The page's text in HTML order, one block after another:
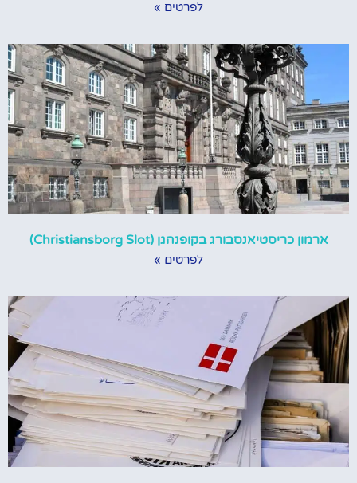
לפרטים »
ארמון כריסטיאנסבורג בקופנהגן (Christiansborg Slot)
לפרטים »